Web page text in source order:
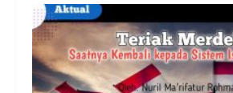
Rusak,
Produk
Sistem
Kapitalisme